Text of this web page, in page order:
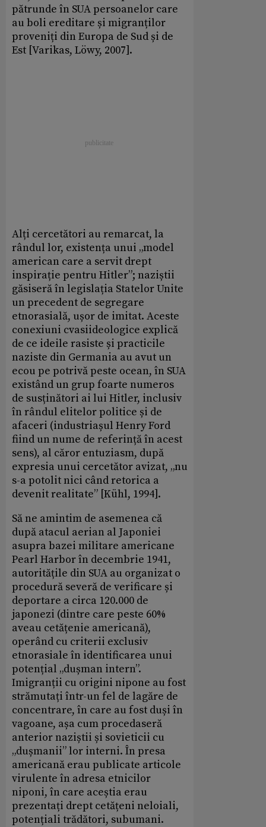
pătrunde în SUA persoanelor care
au boli ereditare și migranților
proveniți din Europa de Sud și de
Est [Varikas, Löwy, 2007].
Alți cercetători au remarcat, la
rândul lor, existența unui „model
american care a servit drept
inspirație pentru Hitler”; naziștii
găsiseră în legislația Statelor Unite
un precedent de segregare
etnorasială, ușor de imitat. Aceste
conexiuni cvasiideologice explică
de ce ideile rasiste și practicile
naziste din Germania au avut un
ecou pe potrivă peste ocean, în SUA
existând un grup foarte numeros
de susținători ai lui Hitler, inclusiv
în rândul elitelor politice și de
afaceri (industriașul Henry Ford
fiind un nume de referință în acest
sens), al căror entuziasm, după
expresia unui cercetător avizat, „nu
s-a potolit nici când retorica a
devenit realitate” [Kühl, 1994].
Să ne amintim de asemenea că
după atacul aerian al Japoniei
asupra bazei militare americane
Pearl Harbor în decembrie 1941,
autoritățile din SUA au organizat o
procedură severă de verificare și
deportare a circa 120.000 de
japonezi (dintre care peste 60%
aveau cetățenie americană),
operând cu criterii exclusiv
etnorasiale în identificarea unui
potențial „dușman intern”.
Imigranții cu origini nipone au fost
strămutați într-un fel de lagăre de
concentrare, în care au fost duși în
vagoane, așa cum procedaseră
anterior naziștii și sovieticii cu
„dușmanii” lor interni. În presa
americană erau publicate articole
virulente în adresa etnicilor
niponi, în care aceștia erau
prezentați drept cetățeni neloiali,
potențiali trădători, subumani.